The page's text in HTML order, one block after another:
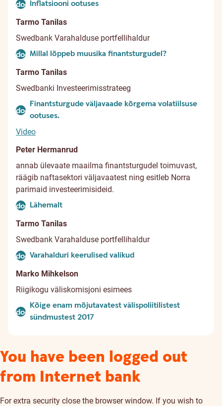
document
Inflatsiooni ootuses
Tarmo Tanilas
Swedbank Varahalduse portfellihaldur
document
Millal lõppeb muusika finantsturgudel?
Tarmo Tanilas
Swedbanki Investeerimisstrateeg
document
Finantsturgude väljavaade kõrgema volatiilsuse
ootuses.
Video
Peter Hermanrud
annab ülevaate maailma finantsturgudel toimuvast,
räägib naftasektori väljavaatest ning esitleb Norra
parimaid investeerimisideid.
document
Lähemalt
Tarmo Tanilas
Swedbank Varahalduse portfellihaldur
document
Varahalduri keerulised valikud
Marko Mihkelson
Riigikogu väliskomisjoni esimees
document
Kõige enam mõjutavatest välispoliitilistest
sündmustest 2017
You have been logged out
from Internet bank
For extra security close the browser window. If you wish to